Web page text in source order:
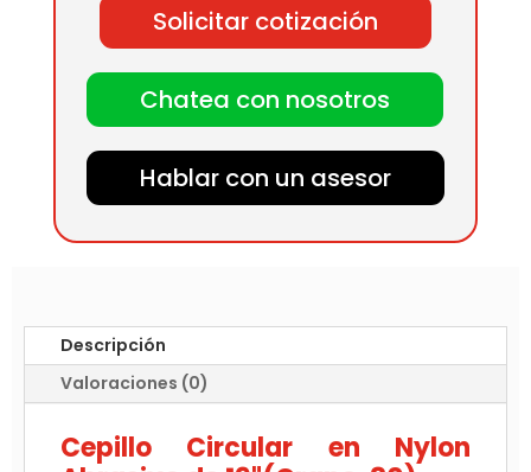
cantidad
Solicitar cotización
Chatea con nosotros
Hablar con un asesor
Descripción
Valoraciones (0)
Cepillo Circular en Nylon